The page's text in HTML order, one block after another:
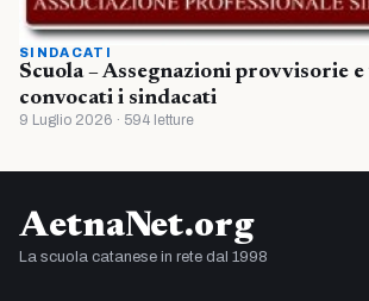
SINDACATI
Scuola – Assegnazioni provvisorie
convocati i sindacati
9 Luglio 2026 · 594 letture
AetnaNet.org
La scuola catanese in rete dal 1998